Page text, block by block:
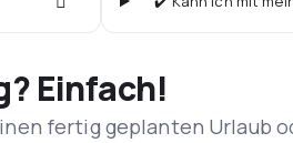
Einfach!
fertig geplanten Urlaub